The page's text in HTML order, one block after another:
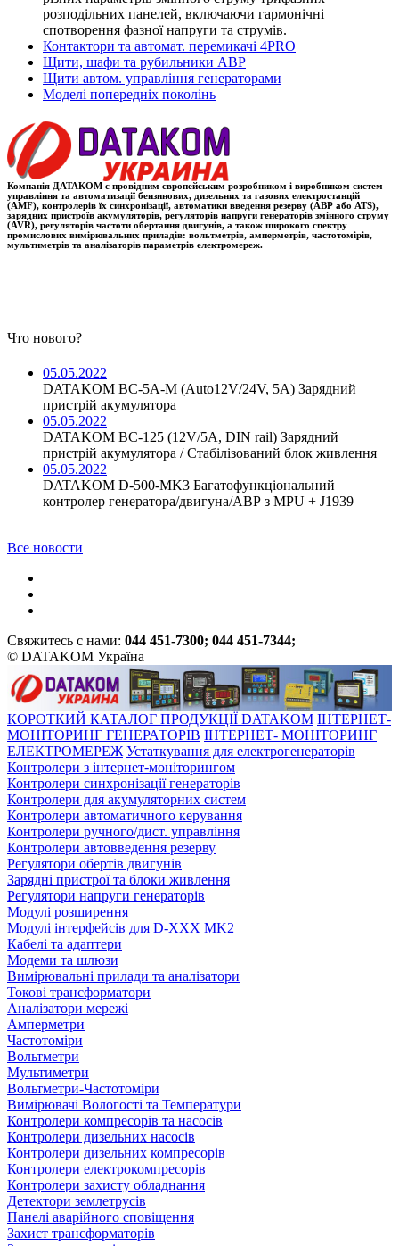
розподільних панелей, включаючи гармонічні
спотворення фазної напруги та струмів.
Контактори та автомат. перемикачі 4PRO
Щити, шафи та рубильники АВР
Щити автом. управління генераторами
Моделі попередніх поколінь
Компанія ДАТАКОМ є провідним європейським розробником і виробником систем
управління та автоматизації бензинових, дизельних та газових електростанцій
(AMF), контролерів їх синхронізації, автоматики введення резерву (АВР або ATS),
зарядних пристроїв акумуляторів, регуляторів напруги генераторів змінного струму
(AVR), регуляторів частоти обертання двигунів, а також широкого спектру
промислових вимірювальних приладів: вольтметрів, амперметрів, частотомірів,
мультиметрів та аналізаторів параметрів електромереж.
Что нового?
05.05.2022
DATAKOM BC-5A-M (Auto12V/24V, 5A) Зарядний
пристрій акумулятора
05.05.2022
DATAKOM BC-125 (12V/5A, DIN rail) Зарядний
пристрій акумулятора / Стабілізований блок живлення
05.05.2022
DATAKOM D-500-MK3 Багатофункціональний
контролер генератора/двигуна/АВР з MPU + J1939
Все новости
Свяжитесь с нами: 044 451-7300; 044 451-7344;
© DATAKOM Україна
КОРОТКИЙ КАТАЛОГ ПРОДУКЦІЇ DATAKOM ІНТЕРНЕТ-
МОНІТОРИНГ ГЕНЕРАТОРІВ ІНТЕРНЕТ- МОНІТОРИНГ
ЕЛЕКТРОМЕРЕЖ Устаткування для електрогенераторів
Контролери з інтернет-моніторингом
Контролери синхронізації генераторів
Контролери для акумуляторних систем
Контролери автоматичного керування
Контролери ручного/дист. управління
Контролери автовведення резерву
Регулятори обертів двигунів
Зарядні пристрої та блоки живлення
Регулятори напруги генераторів
Модулі розширення
Модулі інтерфейсів для D-XXX MK2
Кабелі та адаптери
Модеми та шлюзи
Вимірювальні прилади та аналізатори
Токові трансформатори
Аналізатори мережі
Амперметри
Частотоміри
Вольтметри
Мультиметри
Вольтметри-Частотоміри
Вимірювачі Вологості та Температури
Контролери компресорів та насосів
Контролери дизельних насосів
Контролери дизельних компресорів
Контролери електрокомпресорів
Контролери захисту обладнання
Детектори землетрусів
Панелі аварійного сповіщення
Захист трансформаторів